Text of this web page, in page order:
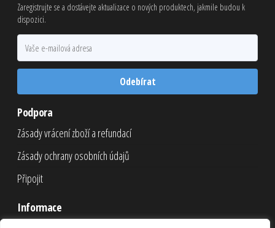
Zaregistrujte se a dostávejte aktualizace o nových produktech, jakmile budou k
dispozici.
Odebírat
Podpora
Zásady vrácení zboží a refundací
Zásady ochrany osobních údajů
Připojit
Informace